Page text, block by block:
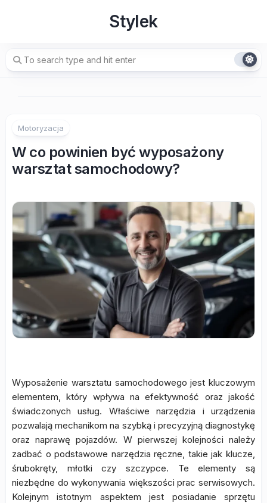
Stylek
Motoryzacja
W co powinien być wyposażony
warsztat samochodowy?
Wyposażenie warsztatu samochodowego jest kluczowym
elementem, który wpływa na efektywność oraz jakość
świadczonych usług. Właściwe narzędzia i urządzenia
pozwalają mechanikom na szybką i precyzyjną diagnostykę
oraz naprawę pojazdów. W pierwszej kolejności należy
zadbać o podstawowe narzędzia ręczne, takie jak klucze,
śrubokręty, młotki czy szczypce. Te elementy są
niezbędne do wykonywania większości prac serwisowych.
Kolejnym istotnym aspektem jest posiadanie sprzętu